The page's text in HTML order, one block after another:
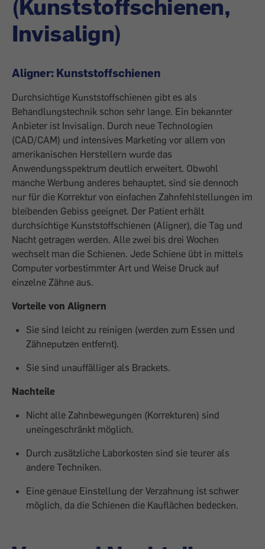
(Kunststoffschienen,
Invisalign)
Aligner: Kunststoffschienen
Durchsichtige Kunststoffschienen gibt es als
Behandlungstechnik schon sehr lange. Ein bekannter
Anbieter ist Invisalign. Durch neue Technologien
(CAD/CAM) und inten­sives Marketing vor allem von
amerikanischen Herstellern wurde das
Anwendungsspektrum deutlich erweitert. Obwohl
manche Werbung anderes behauptet, sind sie dennoch
nur für die Korrektur von einfachen Zahnfehlstellungen im
bleibenden Gebiss geeignet. Der Patient erhält
durchsichtige Kunststoffschienen (Aligner), die Tag und
Nacht getragen werden. Alle zwei bis drei Wochen
wechselt man die Schienen. Jede Schiene übt in mittels
Computer vorbestimmter Art und Weise Druck auf
einzelne Zähne aus.
Vorteile von Alignern
Sie sind leicht zu reinigen (werden zum ­Essen und
Zähneputzen entfernt).
Sie sind unauffälliger als Brackets.
Nachteile
Nicht alle Zahnbewegungen (Korrekturen) sind
uneingeschränkt möglich.
Durch zusätzliche Laborkosten sind sie ­teurer als
andere Techniken.
Eine genaue Einstellung der Verzahnung ist schwer
möglich, da die Schienen die Kauflächen bedecken.